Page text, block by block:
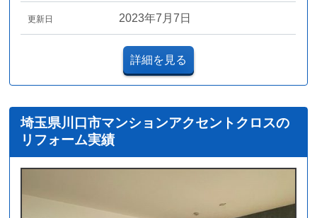
更新日 2023年7月7日
詳細を見る
埼玉県川口市マンションアクセントクロスの
リフォーム実績